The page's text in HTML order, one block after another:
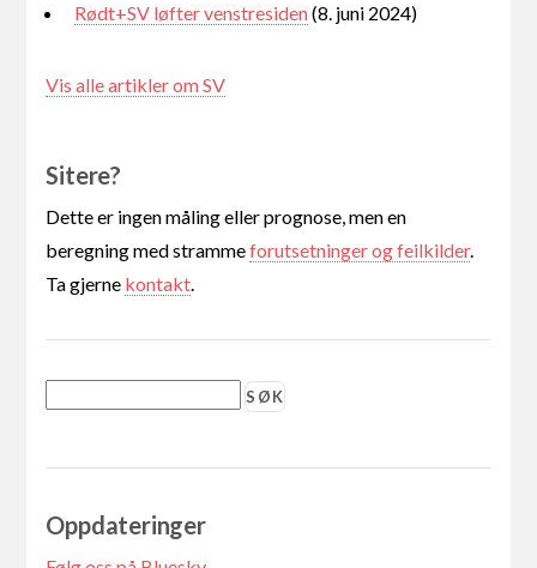
Rødt+SV løfter venstresiden(8. juni 2024)
Vis alle artikler om SV
Sitere?
Dette er ingen måling eller prognose, men en
beregning med strammeforutsetninger og feilkilder.
Ta gjerne kontakt.
Oppdateringer